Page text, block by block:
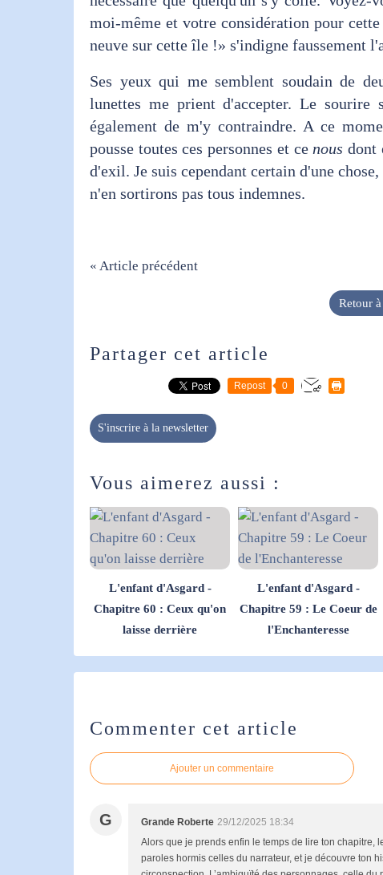
moi-même et votre considération pour
neuve sur cette île !» s'indigne faussement
Ses yeux qui me semblent soudain de
lunettes me prient d'accepter. Le
également de m'y contraindre. A ce
pousse toutes ces personnes et ce nous dont
d'exil. Je suis cependant certain d'une
n'en sortirons pas tous indemnes.
« Article précédent
Retour
Partager cet article
Repost 0
S'inscrire à la newsletter
Vous aimerez aussi :
L'enfant d'Asgard -
Chapitre 60 : Ceux qu'on
laisse derrière
L'enfant d'Asgard -
Chapitre 59 : Le Coeur de
l'Enchanteresse
Commenter cet article
Ajouter un commentaire
G Grande Roberte 29/12/2025 18:34
Alors que je prends enfin le temps de lire ton chapitre,
paroles hormis celles du narrateur, et je découvre ton